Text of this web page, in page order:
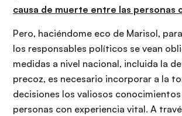
causa de muerte entre las personas
Pero, haciéndome eco de Marisol,
los responsables políticos se vean
medidas a nivel nacional, incluida la
precoz, es necesario incorporar a la
decisiones los valiosos conocimientos
personas con experiencia vital. A